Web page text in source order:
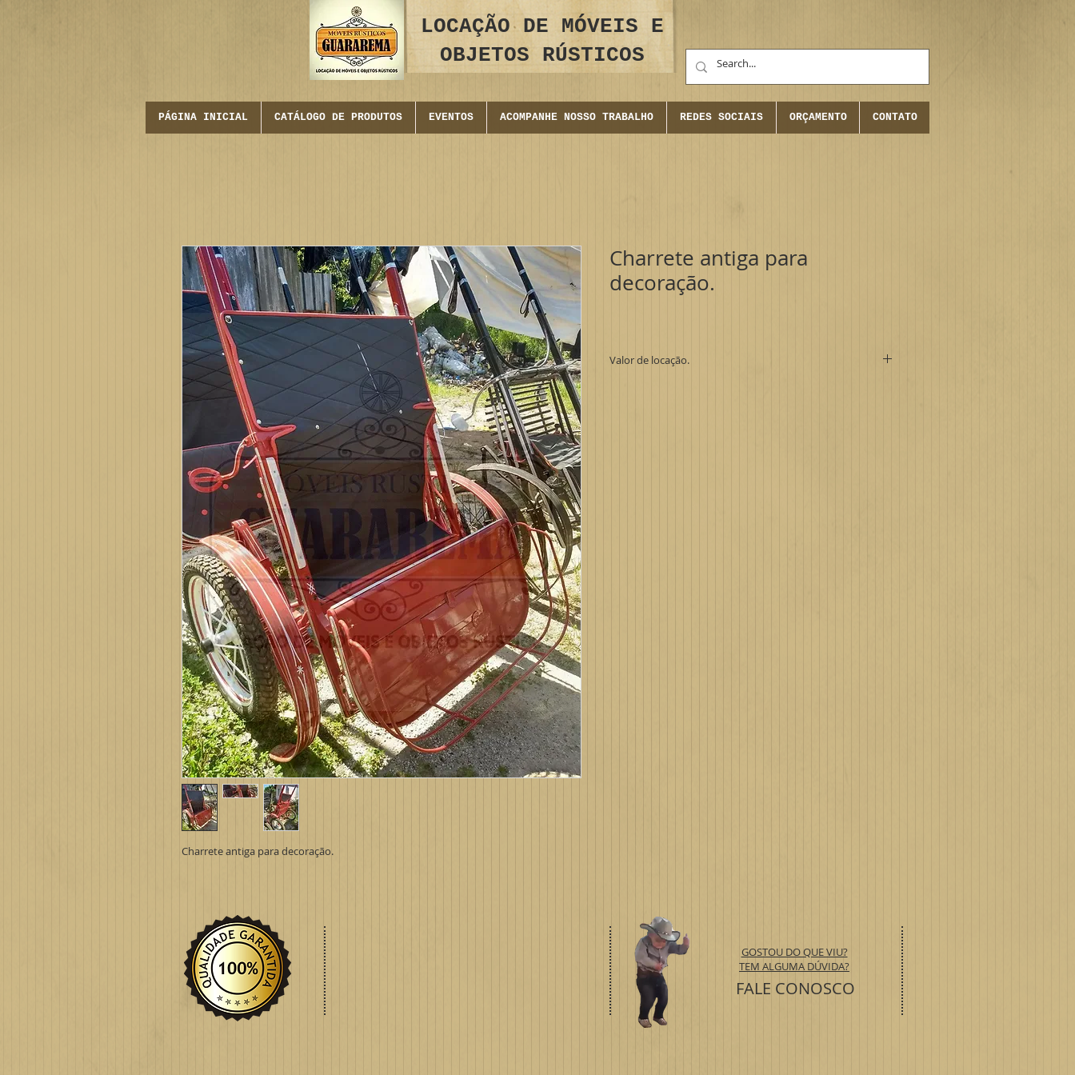
LOCAÇÃO DE MÓVEIS E
OBJETOS RÚSTICOS
PÁGINA INICIAL CATÁLOGO DE PRODUTOS EVENTOS ACOMPANHE NOSSO TRABALHO REDES SOCIAIS ORÇAMENTO CONTATO
Charrete antiga para decoração.
Charrete antiga para
decoração.
Valor de locação.
GOSTOU DO QUE VIU?
TEM ALGUMA DÚVIDA?
FALE CONOSCO